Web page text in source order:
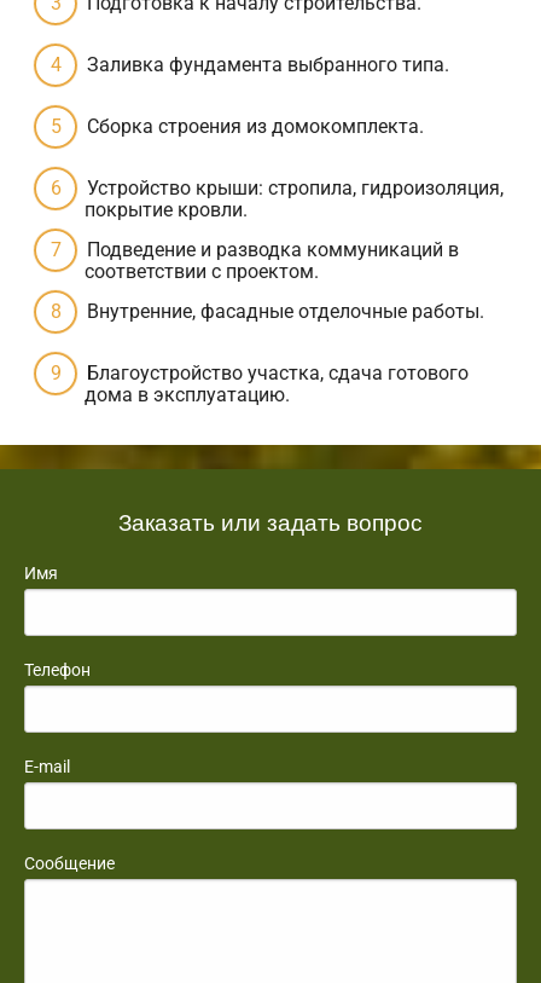
Заливка фундамента выбранного типа.
Сборка строения из домокомплекта.
Устройство крыши: стропила, гидроизоляция,
покрытие кровли.
Подведение и разводка коммуникаций в
соответствии с проектом.
Внутренние, фасадные отделочные работы.
Благоустройство участка, сдача готового
дома в эксплуатацию.
Заказать или задать вопрос
Имя
Телефон
E-mail
Сообщение